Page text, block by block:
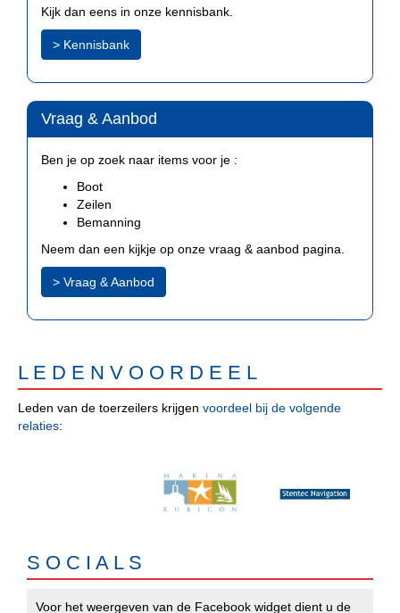
Kijk dan eens in onze kennisbank.
> Kennisbank
Vraag & Aanbod
Ben je op zoek naar items voor je :
Boot
Zeilen
Bemanning
Neem dan een kijkje op onze vraag & aanbod pagina.
> Vraag & Aanbod
L E D E N V O O R D E E L
Leden van de toerzeilers krijgen voordeel bij de volgende
relaties:
S O C I A L S
Voor het weergeven van de Facebook widget dient u de